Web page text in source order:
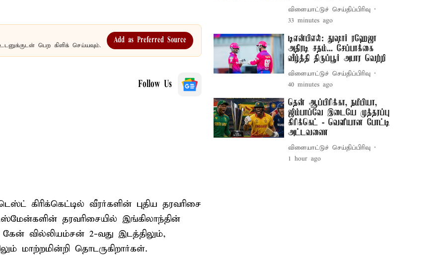
பெற கிளிக் செய்யவும்.
Add as Preferred Source
Follow Us
கிரிக்கெட்டில் வீரர்களின் புதிய தரவரிசை
தரவரிசையில் இங்கிலாந்தின்
கேன் வில்லியம்சன் 2-வது இடத்திலும்,
மாற்றமின்றி தொடருகிறார்கள்.
விளையாட்டுச் செய்திப்பிரிவு
33 minutes ago
டிஎன்பிஎல்: துஷார் ரஹேஜா
அதிரடி சதம்... சேப்பாக்கை
வீழ்த்தி திருப்பூர் அபார வெற்றி
விளையாட்டுச் செய்திப்பிரிவு
40 minutes ago
தென் ஆப்பிரிக்கா, நமீபியா,
ஜிம்பாப்வே இடையே முத்தரப்பு
கிரிக்கெட் - வெளியான போட்டி
அட்டவணை
விளையாட்டுச் செய்திப்பிரிவு
1 hour ago